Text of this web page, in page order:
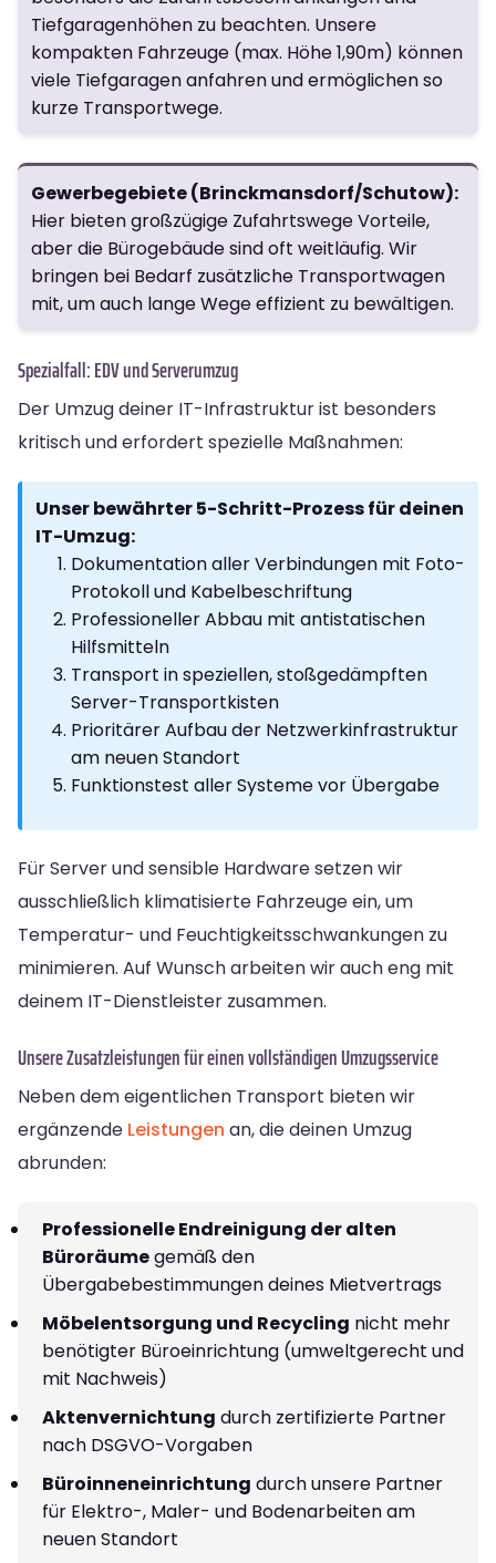
Tiefgaragenhöhen zu beachten. Unsere
kompakten Fahrzeuge (max. Höhe 1,90m) können
viele Tiefgaragen anfahren und ermöglichen so
kurze Transportwege.
Gewerbegebiete (Brinckmansdorf/Schutow):
Hier bieten großzügige Zufahrtswege Vorteile,
aber die Bürogebäude sind oft weitläufig. Wir
bringen bei Bedarf zusätzliche Transportwagen
mit, um auch lange Wege effizient zu bewältigen.
Spezialfall: EDV und Serverumzug
Der Umzug deiner IT-Infrastruktur ist besonders
kritisch und erfordert spezielle Maßnahmen:
Unser bewährter 5-Schritt-Prozess für deinen
IT-Umzug:
Dokumentation aller Verbindungen mit Foto-
Protokoll und Kabelbeschriftung
Professioneller Abbau mit antistatischen
Hilfsmitteln
Transport in speziellen, stoßgedämpften
Server-Transportkisten
Prioritärer Aufbau der Netzwerkinfrastruktur
am neuen Standort
Funktionstest aller Systeme vor Übergabe
Für Server und sensible Hardware setzen wir
ausschließlich klimatisierte Fahrzeuge ein, um
Temperatur- und Feuchtigkeitsschwankungen zu
minimieren. Auf Wunsch arbeiten wir auch eng mit
deinem IT-Dienstleister zusammen.
Unsere Zusatzleistungen für einen vollständigen Umzugsservice
Neben dem eigentlichen Transport bieten wir
ergänzende Leistungen an, die deinen Umzug
abrunden:
Professionelle Endreinigung der alten
Büroräumegemäß den
Übergabebestimmungen deines Mietvertrags
Möbelentsorgung und Recycling nicht mehr
benötigter Büroeinrichtung (umweltgerecht und
mit Nachweis)
Aktenvernichtung durch zertifizierte Partner
nach DSGVO-Vorgaben
Büroinneneinrichtung durch unsere Partner
für Elektro-, Maler- und Bodenarbeiten am
neuen Standort